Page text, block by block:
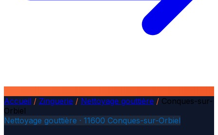
Accueil / Zinguerie / Nettoyage gouttière / Conques-sur-
Orbiel
Nettoyage gouttière · 11600 Conques-sur-Orbiel